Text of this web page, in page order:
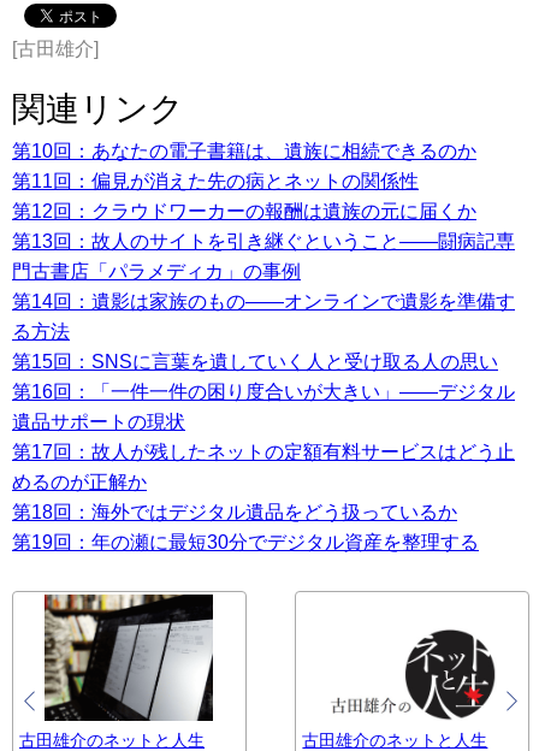
[古田雄介]
関連リンク
第10回：あなたの電子書籍は、遺族に相続できるのか
第11回：偏見が消えた先の病とネットの関係性
第12回：クラウドワーカーの報酬は遺族の元に届くか
第13回：故人のサイトを引き継ぐということ――闘病記専
門古書店「パラメディカ」の事例
第14回：遺影は家族のもの――オンラインで遺影を準備す
る方法
第15回：SNSに言葉を遺していく人と受け取る人の思い
第16回：「一件一件の困り度合いが大きい」――デジタル
遺品サポートの現状
第17回：故人が残したネットの定額有料サービスはどう止
めるのが正解か
第18回：海外ではデジタル遺品をどう扱っているか
第19回：年の瀬に最短30分でデジタル資産を整理する
古田雄介のネットと人生
古田雄介のネットと人生